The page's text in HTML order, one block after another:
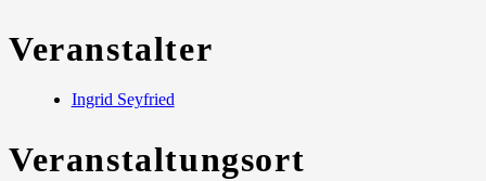
Veranstalter
Ingrid Seyfried
Veranstaltungsort